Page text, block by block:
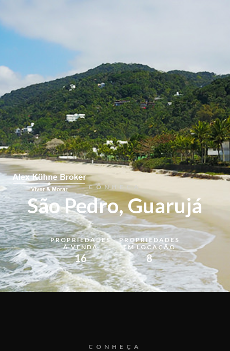
Home
Regiões
Comprar
Alugar
Encontrar a Casa dos Sonhos
Entre em Contato
Nossa História
CONTATO
Fale Conosco
Especializados emimóveis de luxo no litoral e na
capital de São Paulo.
CONHEÇA
São Pedro, Guarujá
PROPRIEDADES
À VENDA
16
PROPRIEDADES
EM LOCAÇÃO
8
CONHEÇA